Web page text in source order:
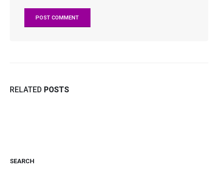
RELATED POSTS
SEARCH